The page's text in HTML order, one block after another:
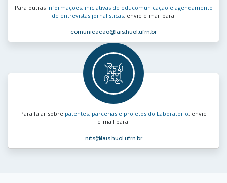
Para outras informações, iniciativas de educomunicação e agendamento
de entrevistas jornalísticas, envie e‑mail para:
comunicacao@lais.huol.ufrn.br
Para falar sobre patentes, parcerias e projetos do Laboratório, envie
e‑mail para:
nits@lais.huol.ufrn.br